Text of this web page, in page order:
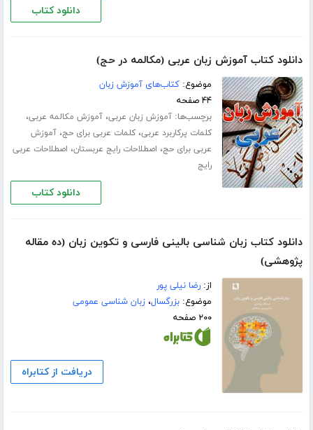
دانلود کتاب
دانلود کتاب آموزش زبان عربی (مکالمه در حج)
موضوع:کتاب‌های آموزش زبان
۴۴ صفحه
برچسب‌ها:آموزش زبان عربی،آموزش مکالمه عربی،
کلمات پرکاربرد عربی،کلمات عربی برای حج،آموزش
عربی برای حج، اصطلاحات رایج عربستان، اصطلاحات عربی
رایج
دانلود کتاب
دانلود کتاب زبان شناسی بالینی فارسی و تکوین زبان (ده مقاله
پژوهشی)
از:رضا نیلی پور
موضوع:بزرگسال،زبان شناسی عمومی
۲۰۰ صفحه
دریافت از کتابراه